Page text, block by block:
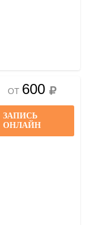
ОТ 600
ЗАПИСЬ
ОНЛАЙН